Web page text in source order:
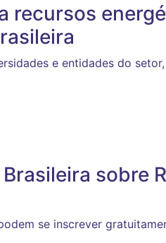
recursos
e entidades do
sobre
se inscrever